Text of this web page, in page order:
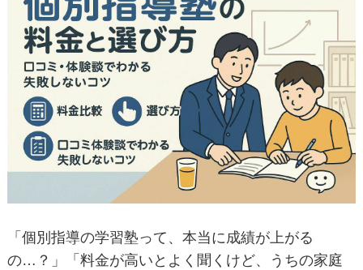
「個別指導の学習塾って、本当に成績が上がる
の…？」「料金が高いとよく聞くけど、うちの家庭